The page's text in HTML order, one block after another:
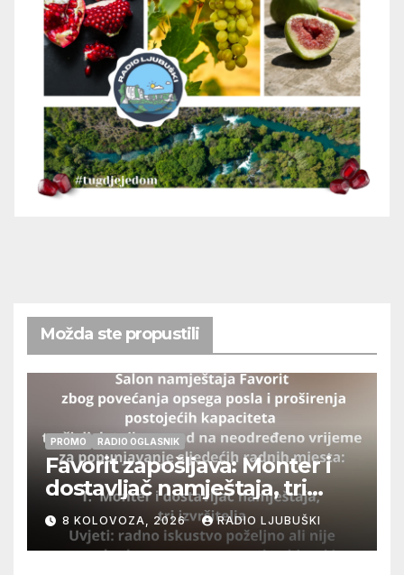
Možda ste propustili
PROMO RADIO OGLASNIK
Favorit zapošljava: Monter i
dostavljač namještaja, tri
izvršitelja
8 KOLOVOZA, 2026 RADIO LJUBUŠKI